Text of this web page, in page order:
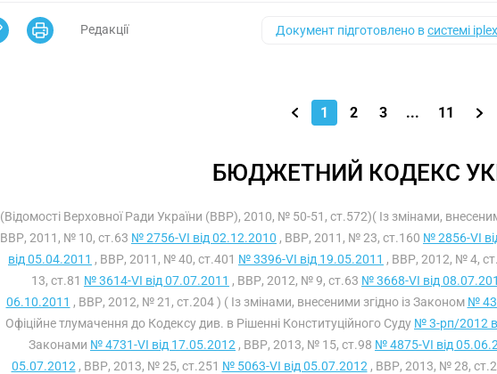
Редакції Документ підготовлено всистемі iplex
1 2 3 ... 11
БЮДЖЕТНИЙ КОДЕКС
(Відомості Верховної Ради України (ВВР), 2010, № 50-51, ст.572)( Із змінами,
ВВР, 2011, № 10, ст.63 № 2756-VI від 02.12.2010 , ВВР, 2011, № 23, ст.160 № 2856-VI
від 05.04.2011 , ВВР, 2011, № 40, ст.401 № 3396-VI від 19.05.2011 , ВВР, 2012, № 4,
13, ст.81 № 3614-VI від 07.07.2011 , ВВР, 2012, № 9, ст.63 № 3668-VI від
06.10.2011 , ВВР, 2012, № 21, ст.204 ) ( Із змінами, внесеними згідно із Законом №
Офіційне тлумачення до Кодексу див. в Рішенні Конституційного Суду № 3-рп/2012
Законами № 4731-VI від 17.05.2012 , ВВР, 2013, № 15, ст.98 № 4875-VI від
05.07.2012 , ВВР, 2013, № 25, ст.251 № 5063-VI від 05.07.2012 , ВВР, 2013, № 28,